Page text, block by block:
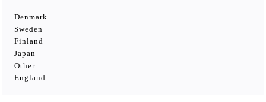
Denmark
Sweden
Finland
Japan
Other
England